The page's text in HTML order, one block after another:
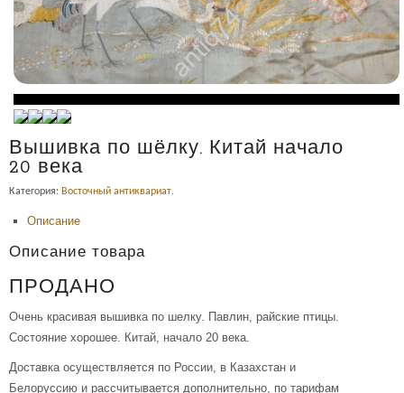
Вышивка по шёлку. Китай начало
20 века
Категория: Восточный антиквариат.
Описание
Описание товара
ПРОДАНО
Очень красивая вышивка по шелку. Павлин, райские птицы.
Состояние хорошее. Китай, начало 20 века.
Доставка осуществляется по России, в Казахстан и
Белоруссию и рассчитывается дополнительно, по тарифам